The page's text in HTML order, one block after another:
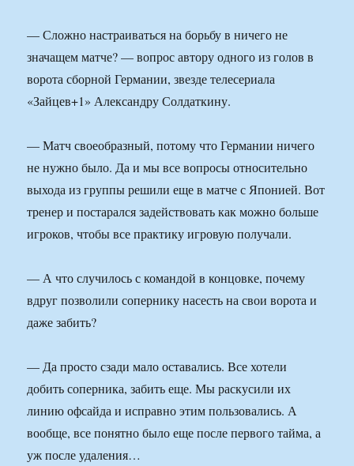
— Сложно настраиваться на борьбу в ничего не
значащем матче? — вопрос автору одного из голов в
ворота сборной Германии, звезде телесериала
«Зайцев+1» Александру Солдаткину.
— Матч своеобразный, потому что Германии ничего
не нужно было. Да и мы все вопросы относительно
выхода из группы решили еще в матче с Японией. Вот
тренер и постарался задействовать как можно больше
игроков, чтобы все практику игровую получали.
— А что случилось с командой в концовке, почему
вдруг позволили сопернику насесть на свои ворота и
даже забить?
— Да просто сзади мало оставались. Все хотели
добить соперника, забить еще. Мы раскусили их
линию офсайда и исправно этим пользовались. А
вообще, все понятно было еще после первого тайма, а
уж после удаления…